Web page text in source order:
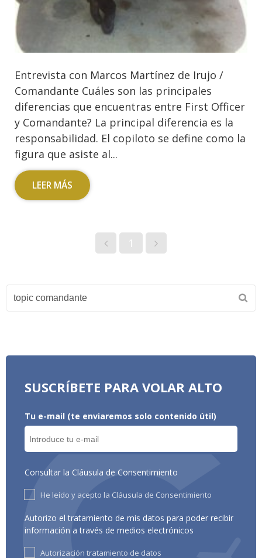
Entrevista con Marcos Martínez de Irujo /
Comandante Cuáles son las principales
diferencias que encuentras entre First Officer
y Comandante? La principal diferencia es la
responsabilidad. El copiloto se define como la
figura que asiste al...
LEER MÁS
1
SUSCRÍBETE PARA VOLAR ALTO
Tu e-mail (te enviaremos solo contenido útil)
Consultar la Cláusula de Consentimiento
He leído y acepto la Cláusula de Consentimiento
Autorizo el tratamiento de mis datos para poder recibir
información a través de medios electrónicos
Autorización tratamiento de datos